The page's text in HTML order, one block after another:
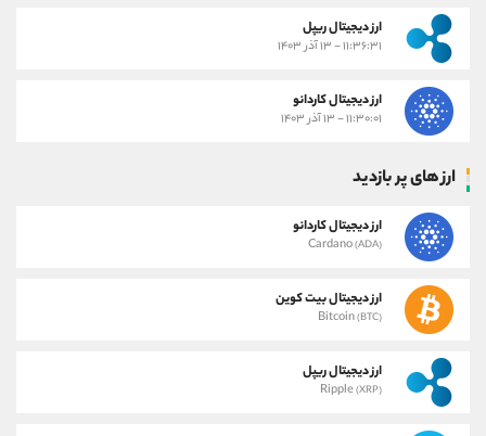
ارز دیجیتال ریپل
۱۱:۳۶:۳۱ - ۱۳ آذر ۱۴۰۳
ارز دیجیتال کاردانو
۱۱:۳۰:۰۱ - ۱۳ آذر ۱۴۰۳
ارز های پر بازدید
ارز دیجیتال کاردانو
Cardano(ADA)
ارز دیجیتال بیت کوین
Bitcoin(BTC)
ارز دیجیتال ریپل
Ripple(XRP)